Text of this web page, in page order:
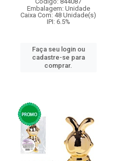
Embalagem: Unidade
Caixa Com: 48 Unidade(s)
IPI: 6.5%
Faça seu login ou
cadastre-se para
comprar.